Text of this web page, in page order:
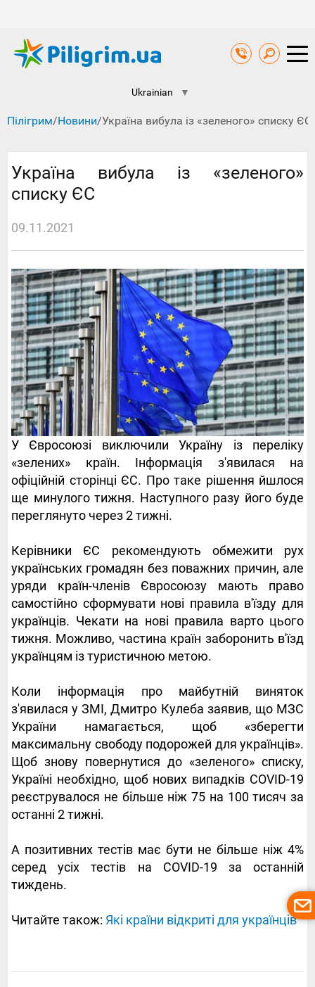
Ukrainian ▼
Пілігрим/Новини/Україна вибула із «зеленого» списку ЄС
Україна вибула із «зеленого»
списку ЄС
09.11.2021
У Євросоюзі виключили Україну із переліку
«зелених» країн. Інформація з'явилася на
офіційній сторінці ЄС. Про таке рішення йшлося
ще минулого тижня. Наступного разу його буде
переглянуто через 2 тижні.
Керівники ЄС рекомендують обмежити рух
українських громадян без поважних причин, але
уряди країн-членів Євросоюзу мають право
самостійно сформувати нові правила в'їзду для
українців. Чекати на нові правила варто цього
тижня. Можливо, частина країн заборонить в'їзд
українцям із туристичною метою.
Коли інформація про майбутній виняток
з'явилася у ЗМІ, Дмитро Кулеба заявив, що МЗС
України намагається, щоб «зберегти
максимальну свободу подорожей для українців».
Щоб знову повернутися до «зеленого» списку,
Україні необхідно, щоб нових випадків COVID-19
реєструвалося не більше ніж 75 на 100 тисяч за
останні 2 тижні.
А позитивних тестів має бути не більше ніж 4%
серед усіх тестів на COVID-19 за останній
тиждень.
Читайте також: Які країни відкриті для українців